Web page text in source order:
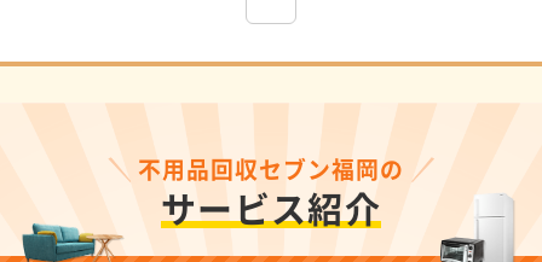
不用品回収セブン福岡の
サービス紹介